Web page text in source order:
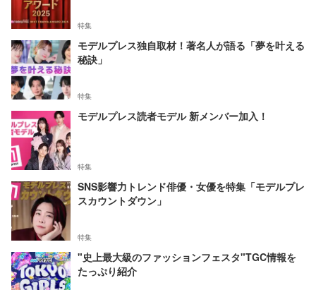
特集
モデルプレス独自取材！著名人が語る「夢を叶える
秘訣」
特集
モデルプレス読者モデル 新メンバー加入！
特集
SNS影響力トレンド俳優・女優を特集「モデルプレ
スカウントダウン」
特集
"史上最大級のファッションフェスタ"TGC情報を
たっぷり紹介